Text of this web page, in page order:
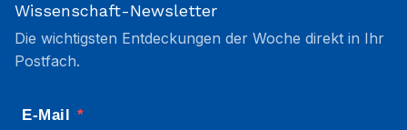
Wissenschaft-Newsletter
Die wichtigsten Entdeckungen der Woche direkt in Ihr
Postfach.